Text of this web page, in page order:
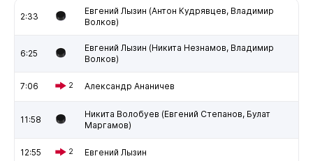
2:33
Евгений Лызин (Антон Кудрявцев, Владимир
Волков)
6:25
Евгений Лызин (Никита Незнамов, Владимир
Волков)
7:06 2 Александр Ананичев
11:58
Никита Волобуев (Евгений Степанов, Булат
Маргамов)
12:55 2 Евгений Лызин